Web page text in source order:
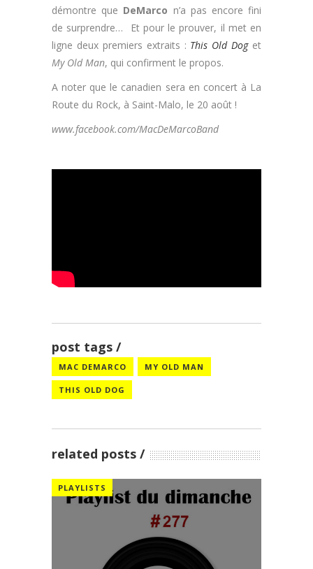
démontre que DeMarco n’a pas encore fini
de surprendre… Et pour le prouver, il met en
ligne deux premiers extraits : This Old Doget
My Old Man, qui confirment le propos.
A noter que le canadien sera en concert à La
Route du Rock, à Saint-Malo, le 20 août !
www.facebook.com/MacDeMarcoBand
post tags
MAC DEMARCO MY OLD MAN
THIS OLD DOG
related posts
PLAYLISTS